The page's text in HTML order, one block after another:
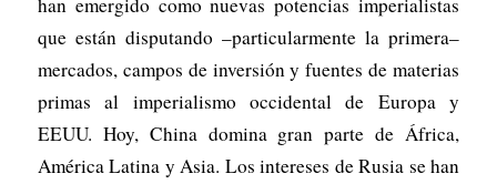
han emergido como nuevas potencias imperialistas
que están disputando –particularmente la primera–
mercados, campos de inversión y fuentes de materias
primas al imperialismo occidental de Europa y
EEUU. Hoy, China domina gran parte de África,
América Latina y Asia. Los intereses de Rusia se han